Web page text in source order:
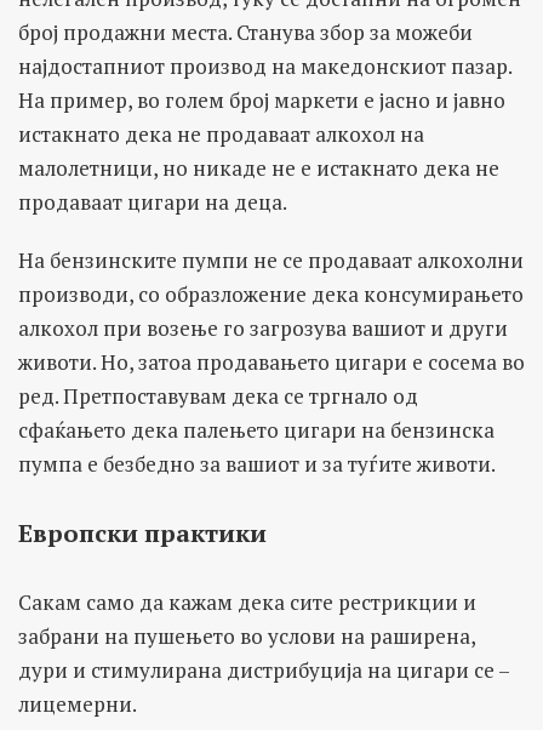
број продажни места. Станува збор за можеби
најдостапниот производ на македонскиот пазар.
На пример, во голем број маркети е јасно и јавно
истакнато дека не продаваат алкохол на
малолетници, но никаде не е истакнато дека не
продаваат цигари на деца.
На бензинските пумпи не се продаваат алкохолни
производи, со образложение дека консумирањето
алкохол при возење го загрозува вашиот и други
животи. Но, затоа продавањето цигари е сосема во
ред. Претпоставувам дека се тргнало од
сфаќањето дека палењето цигари на бензинска
пумпа е безбедно за вашиот и за туѓите животи.
Европски практики
Сакам само да кажам дека сите рестрикции и
забрани на пушењето во услови на раширена,
дури и стимулирана дистрибуција на цигари се –
лицемерни.